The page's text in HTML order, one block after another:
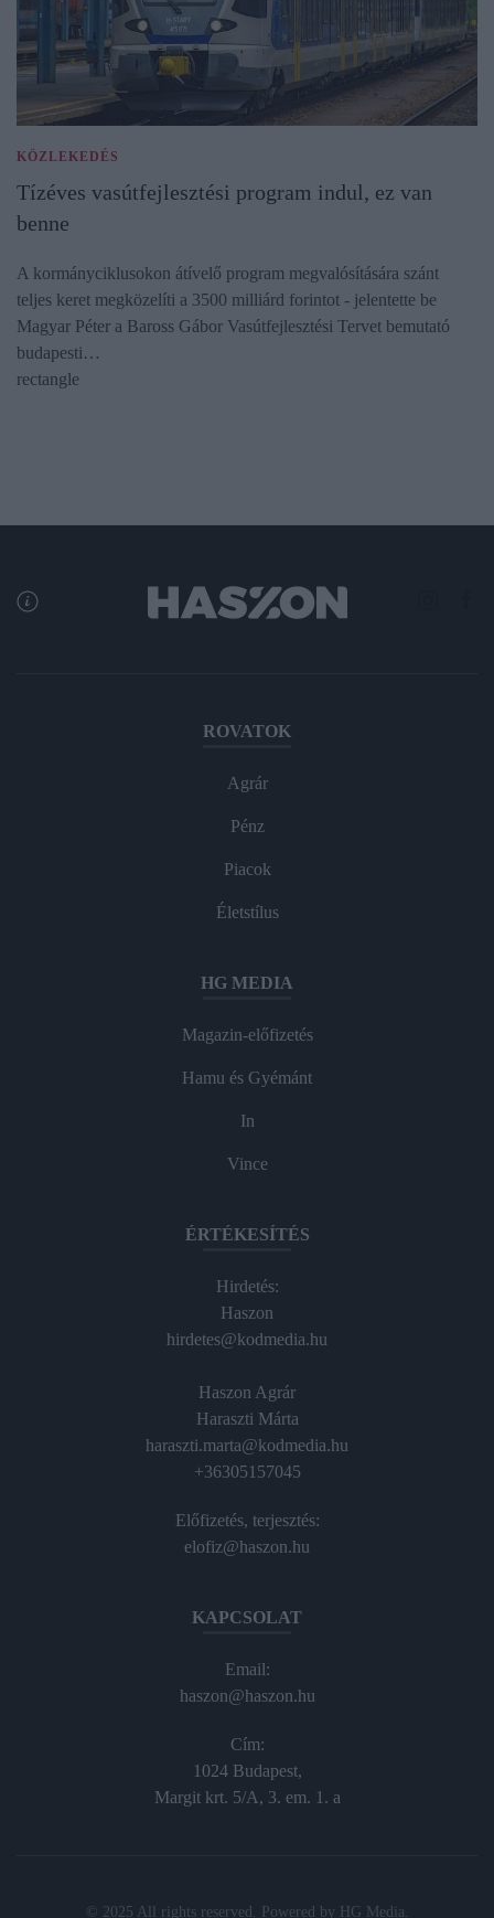
KÖZLEKEDÉS
Tízéves vasútfejlesztési program indul, ez van
benne
A kormányciklusokon átívelő program megvalósítására szánt
teljes keret megközelíti a 3500 milliárd forintot - jelentette be
Magyar Péter a Baross Gábor Vasútfejlesztési Tervet bemutató
budapesti…
rectangle
ROVATOK
Agrár
Pénz
Piacok
Életstílus
HG MEDIA
Magazin-előfizetés
Hamu és Gyémánt
In
Vince
ÉRTÉKESÍTÉS
Hirdetés:
Haszon
hirdetes@kodmedia.hu
Haszon Agrár
Haraszti Márta
haraszti.marta@kodmedia.hu
+36305157045
Előfizetés, terjesztés:
elofiz@haszon.hu
KAPCSOLAT
Email:
haszon@haszon.hu
Cím:
1024 Budapest,
Margit krt. 5/A, 3. em. 1. a
© 2025 All rights reserved. Powered by HG Media